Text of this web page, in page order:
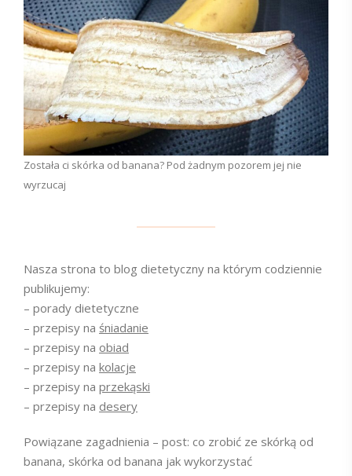
Została ci skórka od banana? Pod żadnym pozorem jej nie
wyrzucaj
Nasza strona to blog dietetyczny na którym codziennie
publikujemy:
– porady dietetyczne
– przepisy na śniadanie
– przepisy na obiad
– przepisy na kolacje
– przepisy na przekąski
– przepisy na desery
Powiązane zagadnienia – post: co zrobić ze skórką od
banana, skórka od banana jak wykorzystać